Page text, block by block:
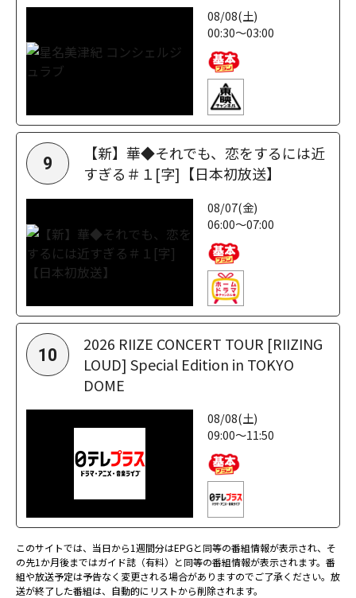
08/08(土)
00:30～03:00
9
【新】華◆それでも、恋をするには近
すぎる＃１[字]【日本初放送】
08/07(金)
06:00～07:00
10
2026 RIIZE CONCERT TOUR [RIIZING
LOUD] Special Edition in TOKYO
DOME
08/08(土)
09:00～11:50
このサイトでは、当日から1週間分はEPGと同等の番組情報が表示され、そ
の先1か月後まではガイド誌（有料）と同等の番組情報が表示されます。番
組や放送予定は予告なく変更される場合がありますのでご了承ください。放
送が終了した番組は、自動的にリストから削除されます。